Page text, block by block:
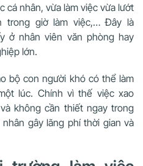
cá nhân, vừa làm việc vừa lướt
trong giờ làm việc,… Đây là
ở nhân viên văn phòng hay
lớn.
bộ con người khó có thể làm
lúc. Chính vì thế việc xao
không cần thiết ngay trong
gây lãng phí thời gian và